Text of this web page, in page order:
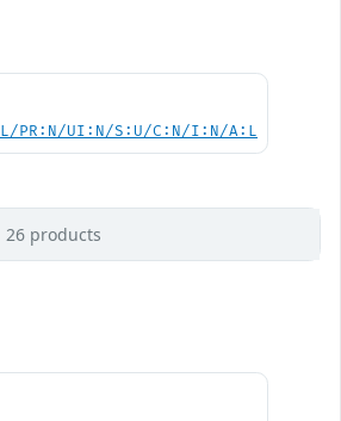
PR:N/UI:N/S:U/C:N/I:N/A:L
26 products